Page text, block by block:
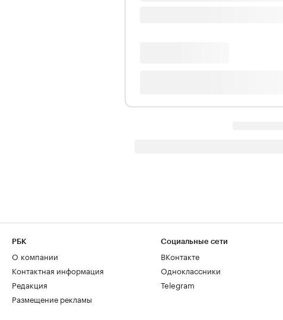
РБК
О компании
Контактная информация
Редакция
Размещение рекламы
Социальные сети
ВКонтакте
Одноклассники
Telegram